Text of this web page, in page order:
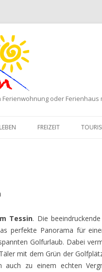
oder Ferienhaus
FREIZEIT
Tessin. Die
perfekte Panorama für
Golfurlaub. Dabei
mit dem Grün der
auch zu einem echten